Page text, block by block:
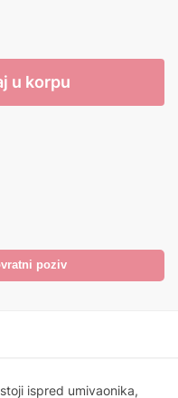
u korpu
poziv
ispred umivaonika,